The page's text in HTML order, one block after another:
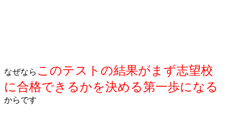
なぜなら このテストの結果がまず志望校
に合格できるかを決める第一歩になる
からです